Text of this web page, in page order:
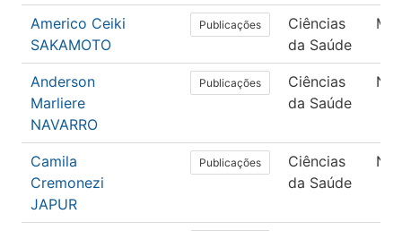
Americo Ceiki
SAKAMOTO
Publicações
Ciências
da Saúde
Anderson
Marliere
NAVARRO
Publicações
Ciências
da Saúde
Camila
Cremonezi
JAPUR
Publicações
Ciências
da Saúde